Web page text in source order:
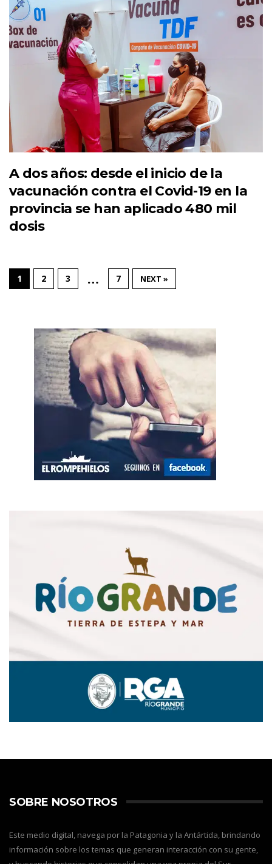
A dos años: desde el inicio de la
vacunación contra el Covid-19 en la
provincia se han aplicado 480 mil
dosis
1 2 3 … 7 NEXT »
SOBRE NOSOTROS
Este medio digital, navega por la Patagonia y la Antártida, brindando
información sobre los temas que generan interacción con su gente,